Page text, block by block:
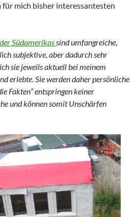
mich bisher interessantesten
Südamerikassind umfangreiche,
subjektive, aber dadurch sehr
sie jeweils aktuell bei meinem
erlebte. Sie werden daher persönliche
Fakten” entspringen keiner
und können somit Unschärfen